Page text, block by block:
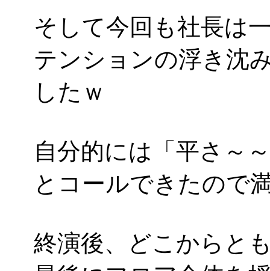
そして今回も社長は
テンションの浮き沈
したｗ
自分的には「平さ～
とコールできたので
終演後、どこからと